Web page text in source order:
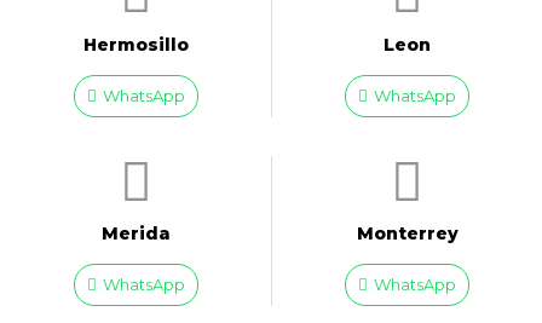
Hermosillo
WhatsApp
Leon
WhatsApp
Merida
WhatsApp
Monterrey
WhatsApp